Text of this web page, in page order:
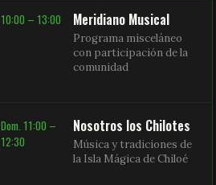
10:00 – 13:00 Meridiano Musical
Programa misceláneo
con participación de la
comunidad
Dom. 11:00 –
12:30
Nosotros los Chilotes
Música y tradiciones de
la Isla Mágica de Chiloé